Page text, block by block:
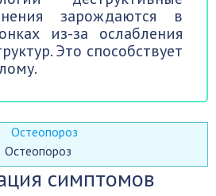
зарождаются в
из-за ослабления
Это способствует
Остеопороз
симптомов